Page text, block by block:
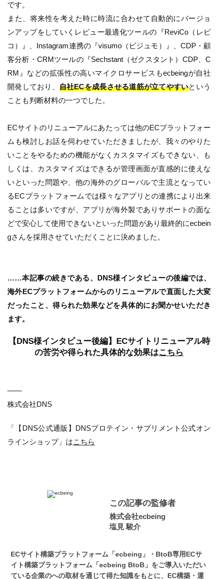
です。
また、将来性を考えた時に時流に合わせて自動的にバージョ
ンアップをしていくレビュー最適化ツールの『ReviCo（レビ
コ）』、Instagram連携の『visumo（ビジュモ）』、CDP・顧
客分析・CRMツールの『Sechstant（ゼクスタント）CDP、C
RM』などの拡張性の高いマイクロサービスもecbeingが自社
開発しており、 自社ECを成長させる道筋が立てやすいという
ことも判断材料の一つでした。
ECサイトのリニューアルにあたっては他のECプラットフォー
ムも検討しお話を伺わせていただきましたが、我々のやりた
いことをやるための機能がなくカスタマイズもできない、も
しくは、カスタマイズはできるが管理画面が直感的に使えな
いといった問題や、他の海外のグローバルで主流となってい
るECプラットフォームでは様々なアプリとの連携により出来
ることは多いですが、アプリが海外製でありサポートの面な
どで安心して使用できないといった問題があり最終的にecbein
gさんを採用させていただくことに決めました。
……本記事の続きである、DNS様インタビューの後編では、
海外ECプラットフォームからのリニューアルで直面した大変
だったこと、得られた効果などを具体的にお聞かせいただき
ます。
【DNS様インタビュー後編】ECサイトリニューアル時
の苦労や得られた具体的な効果はこちら
――
株式会社DNS
「【DNS公式通販】DNSプロテイン・サプリメント公式オン
ラインショップ」はこちら
この記事の監修者
株式会社ecbeing
塩見 駿介
ECサイト構築プラットフォーム「ecbeing」・BtoB専用ECサ
イト構築プラットフォーム「ecbeing BtoB」をご導入いただい
ている企業のへの取材を通じて得た知識をもとに、EC構築・運